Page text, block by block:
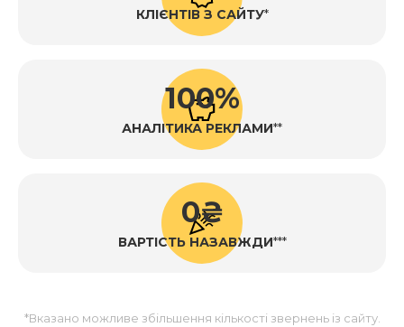
КЛІЄНТІВ З САЙТУ*
100%
АНАЛІТИКА РЕКЛАМИ**
0₴
ВАРТІСТЬ НАЗАВЖДИ***
*Вказано можливе збільшення кількості звернень із сайту.